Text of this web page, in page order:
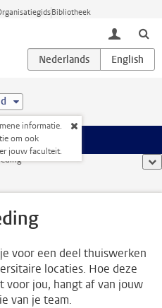
Bibliotheek
toggle
informatie.
om ook
jouw faculteit.
voor een deel thuiswerken
locaties. Hoe deze
voor jou, hangt af van jouw
van je team.